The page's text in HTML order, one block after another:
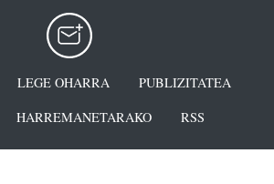
LEGE OHARRA
PUBLIZITATEA
HARREMANETARAKO RSS